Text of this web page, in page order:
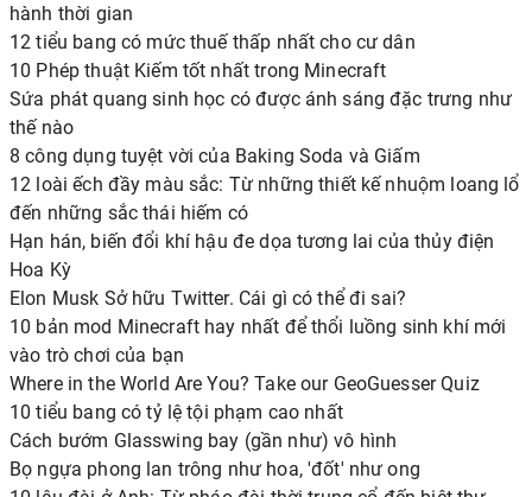
hành thời gian
12 tiểu bang có mức thuế thấp nhất cho cư dân
10 Phép thuật Kiếm tốt nhất trong Minecraft
Sứa phát quang sinh học có được ánh sáng đặc trưng như
thế nào
8 công dụng tuyệt vời của Baking Soda và Giấm
12 loài ếch đầy màu sắc: Từ những thiết kế nhuộm loang lổ
đến những sắc thái hiếm có
Hạn hán, biến đổi khí hậu đe dọa tương lai của thủy điện
Hoa Kỳ
Elon Musk Sở hữu Twitter. Cái gì có thể đi sai?
10 bản mod Minecraft hay nhất để thổi luồng sinh khí mới
vào trò chơi của bạn
Where in the World Are You? Take our GeoGuesser Quiz
10 tiểu bang có tỷ lệ tội phạm cao nhất
Cách bướm Glasswing bay (gần như) vô hình
Bọ ngựa phong lan trông như hoa, 'đốt' như ong